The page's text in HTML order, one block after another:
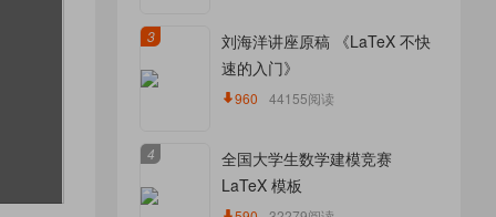
3
刘海洋讲座原稿 《LaTeX 不快
速的入门》
960 44155阅读
4
全国大学生数学建模竞赛
LaTeX 模板